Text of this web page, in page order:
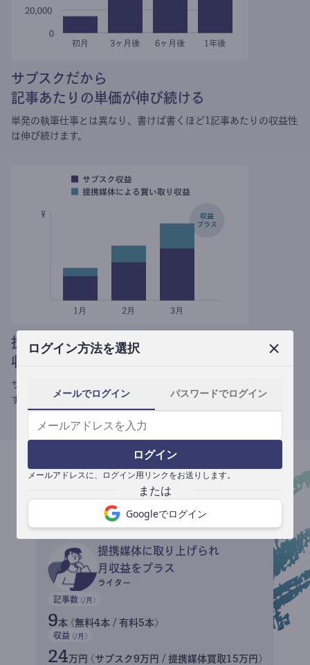
ログイン方法を選択
メールでログイン パスワードでログイン
ログイン
メールアドレスに、ログイン用リンクをお送りします。
Googleでログイン
サブスクだから
記事あたりの単価が伸び続ける
単発の執筆仕事とは異なり、 書けば書くほど1記事あたりの収益性
は伸び続けます。
提携媒体による記事買い取りで
収益がプラスされる
サブスク収益にメディアへの記事提供の売り上げをプラスできま
す。
収益イメージ
提携媒体に取り上げられ
月収益をプラス
ライター
記事数 (/月)
9本 (無料4本 / 有料5本)
収益 (/月)
24万円 (サブスク9万円 / 提携媒体買取15万円)